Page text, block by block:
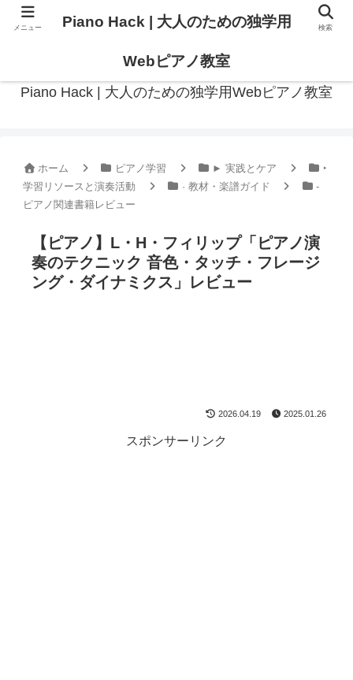
Piano Hack | 大人のための独学用Webピアノ教室
ホーム ピアノ学習 ► 実践とケア
‣
学習リソースと演奏活動
· 教材・楽譜ガイド
-
ピアノ関連書籍レビュー
【ピアノ】L・H・フィリップ「ピアノ演
奏のテクニック 音色・タッチ・フレージ
ング・ダイナミクス」レビュー
2026.04.19 2025.01.26
スポンサーリンク
メニュー Piano Hack | 大人のための独学用
Webピアノ教室
検索